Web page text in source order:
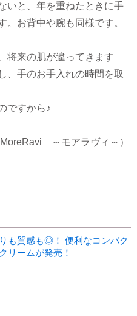
いと、年を重ねたときに手
。お背中や腕も同様です。
将来の肌が違ってきます
、手のお手入れの時間を取
ですから♪
～モアラヴィ～）
も質感も◎！ 便利なコンパク
リームが発売！